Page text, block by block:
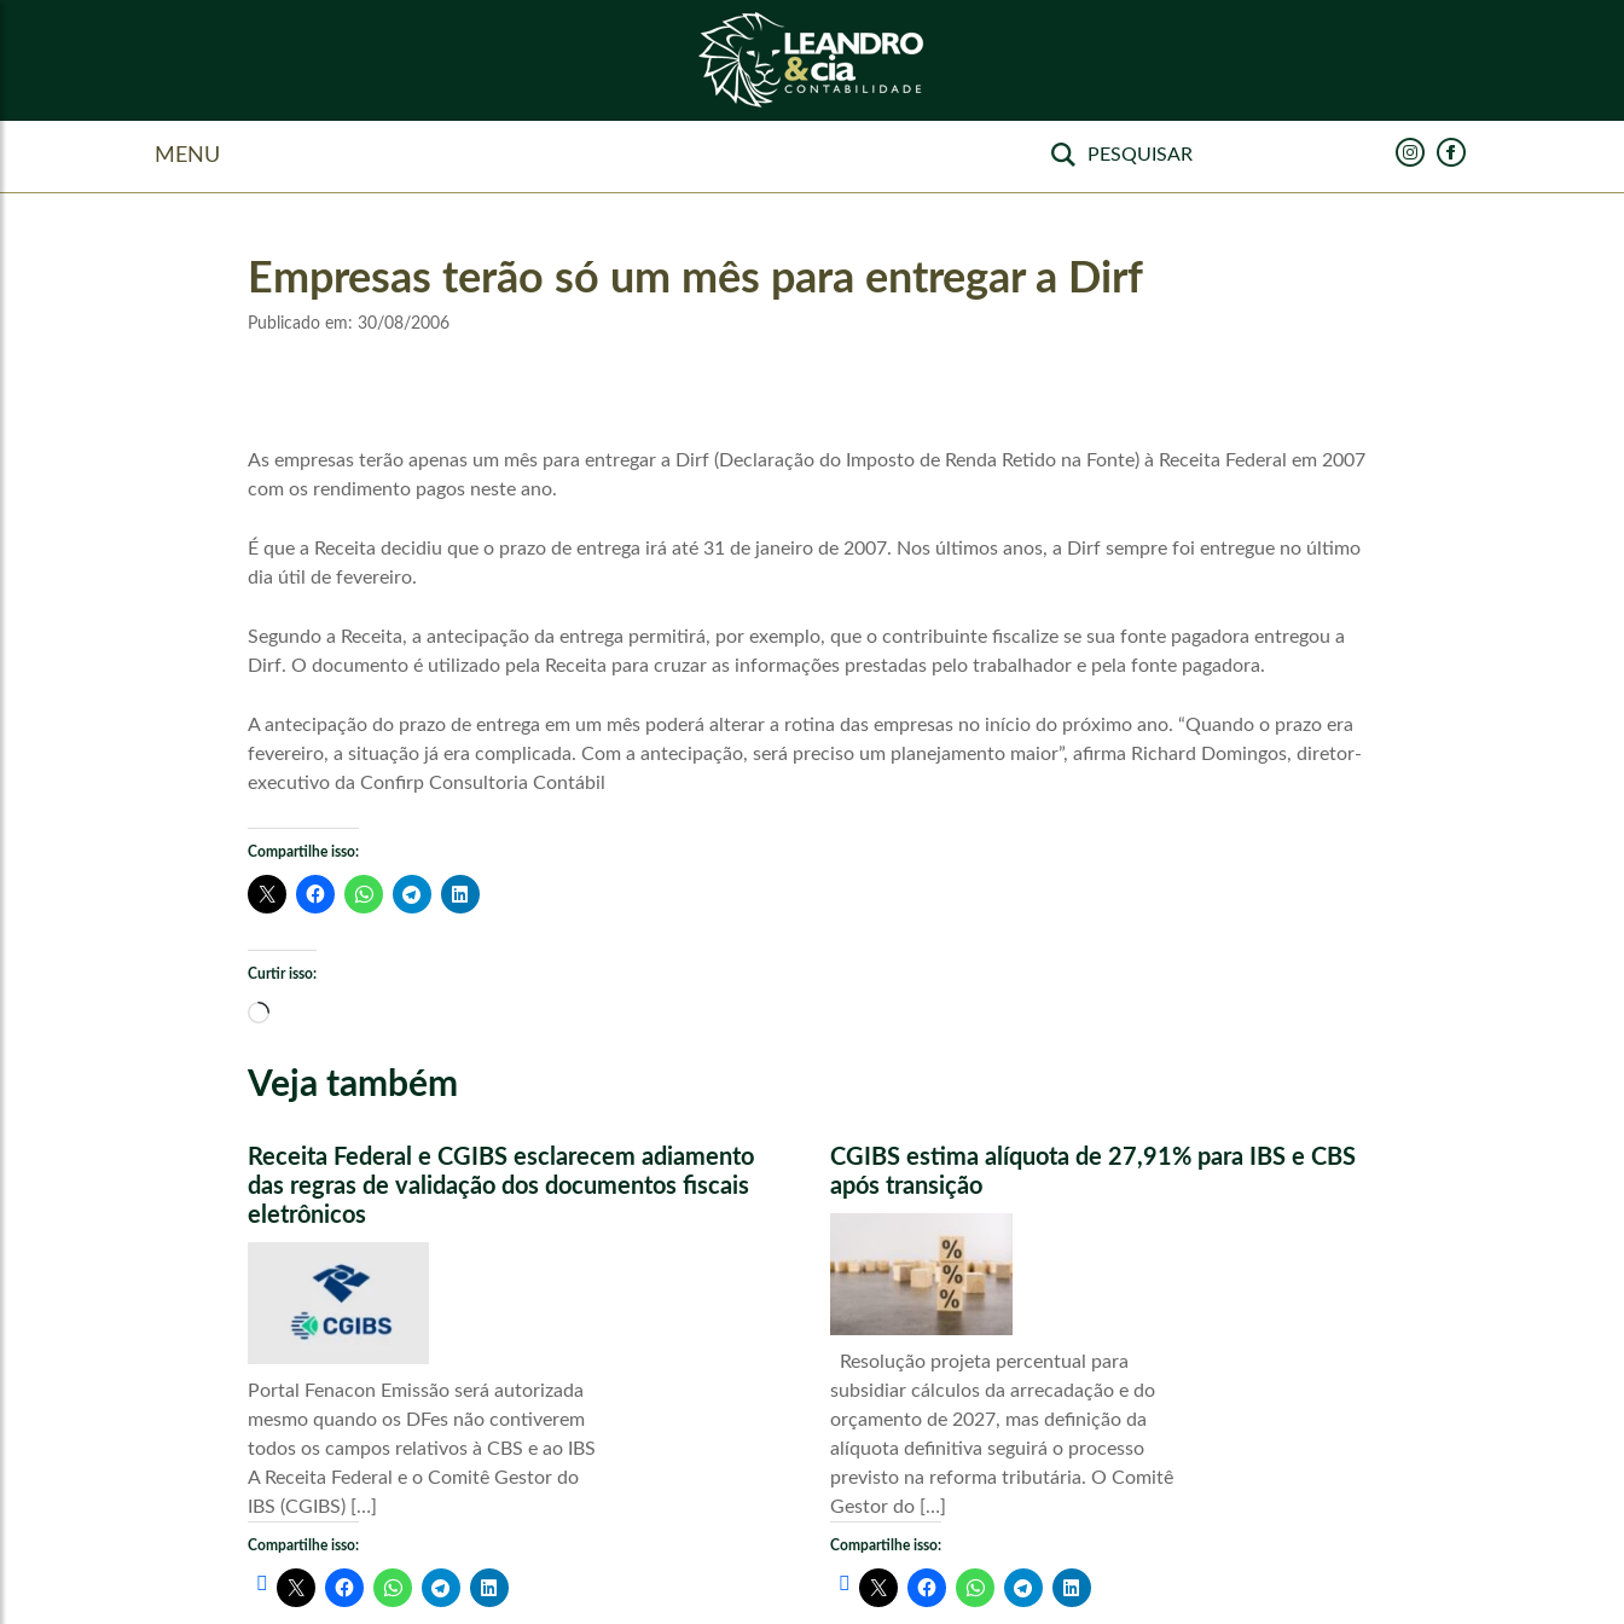
MENU
Empresas terão só um mês para entregar a Dirf
Publicado em: 30/08/2006
As empresas terão apenas um mês para entregar a Dirf (Declaração do Imposto de Renda Retido na Fonte) à Receita Federal em 2007
com os rendimento pagos neste ano.
É que a Receita decidiu que o prazo de entrega irá até 31 de janeiro de 2007. Nos últimos anos, a Dirf sempre foi entregue no último
dia útil de fevereiro.
Segundo a Receita, a antecipação da entrega permitirá, por exemplo, que o contribuinte fiscalize se sua fonte pagadora entregou a
Dirf. O documento é utilizado pela Receita para cruzar as informações prestadas pelo trabalhador e pela fonte pagadora.
A antecipação do prazo de entrega em um mês poderá alterar a rotina das empresas no início do próximo ano. “Quando o prazo era
fevereiro, a situação já era complicada. Com a antecipação, será preciso um planejamento maior”, afirma Richard Domingos, diretor-
executivo da Confirp Consultoria Contábil
Compartilhe isso:
Curtir isso:
Carregando...
Veja também
Receita Federal e CGIBS esclarecem adiamento
das regras de validação dos documentos fiscais
eletrônicos
Portal Fenacon Emissão será autorizada
mesmo quando os DFes não contiverem
todos os campos relativos à CBS e ao IBS
A Receita Federal e o Comitê Gestor do
IBS (CGIBS) […]
Compartilhe isso:
CGIBS estima alíquota de 27,91% para IBS e CBS
após transição
Resolução projeta percentual para
subsidiar cálculos da arrecadação e do
orçamento de 2027, mas definição da
alíquota definitiva seguirá o processo
previsto na reforma tributária. O Comitê
Gestor do […]
Compartilhe isso: